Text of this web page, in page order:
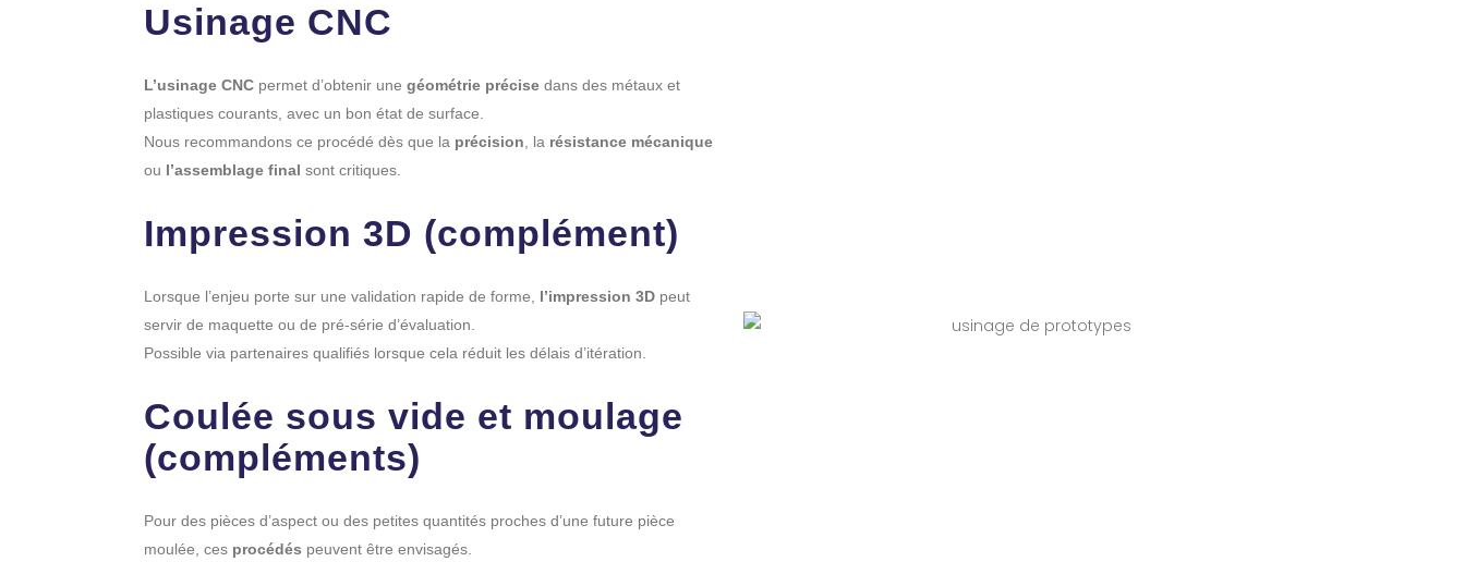
Usinage CNC
L’usinage CNC permet d’obtenir une géométrie précise dans des métaux et
plastiques courants, avec un bon état de surface.
Nous recommandons ce procédé dès que la précision , la résistance mécanique
ou l’assemblage final sont critiques.
Impression 3D (complément)
Lorsque l’enjeu porte sur une validation rapide de forme, l’impression 3D peut
servir de maquette ou de pré-série d’évaluation.
Possible via partenaires qualifiés lorsque cela réduit les délais d’itération.
Coulée sous vide et moulage
(compléments)
Pour des pièces d’aspect ou des petites quantités proches d’une future pièce
moulée, ces procédés peuvent être envisagés.